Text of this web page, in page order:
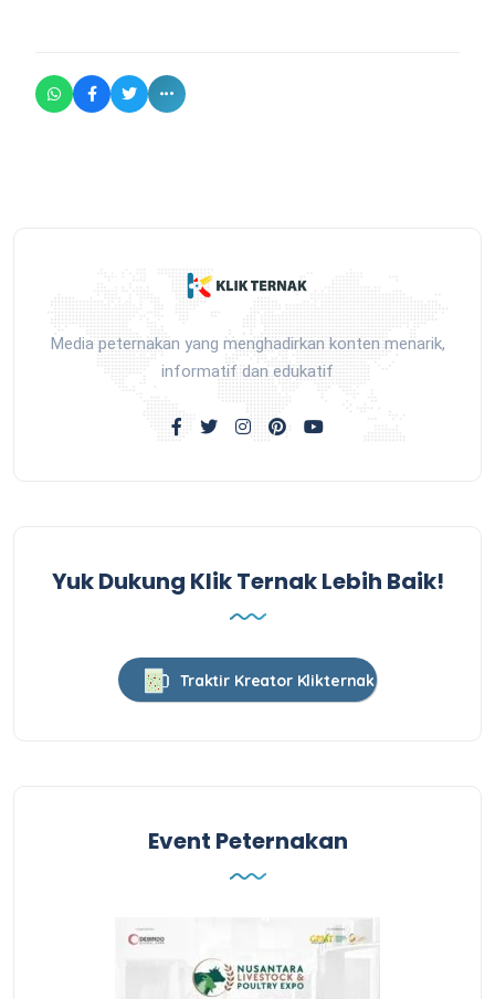
Media peternakan yang menghadirkan konten menarik,
informatif dan edukatif
Yuk Dukung Klik Ternak Lebih Baik!
Traktir Kreator Klikternak
Event Peternakan